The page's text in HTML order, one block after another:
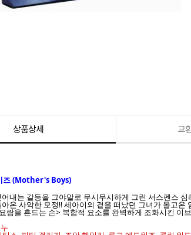
상품상세 교
즈 (Mother's Boys)
내는 갈등을 그야말로 무시무시하게 그린 서스펜스 심
온 사악한 모정!! 세아이의 곁을 떠났던 그녀가 몰고온
람을 흔드는 손> 복합적 요소를 완벽하게 조화시킨 이